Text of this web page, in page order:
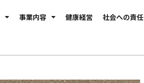
事業内容 健康経営 社会への責任